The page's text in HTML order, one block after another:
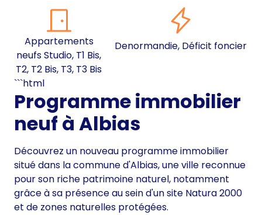
Appartements
neufs Studio, T1 Bis,
T2, T2 Bis, T3, T3 Bis
Denormandie, Déficit foncier
```html
Programme immobilier
neuf à Albias
Découvrez un nouveau programme immobilier
situé dans la commune d'Albias, une ville reconnue
pour son riche patrimoine naturel, notamment
grâce à sa présence au sein d'un site Natura 2000
et de zones naturelles protégées.